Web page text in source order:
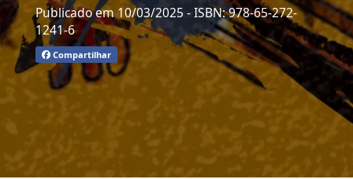
Publicado em 10/03/2025 - ISBN: 978-65-272-
1241-6
Compartilhar